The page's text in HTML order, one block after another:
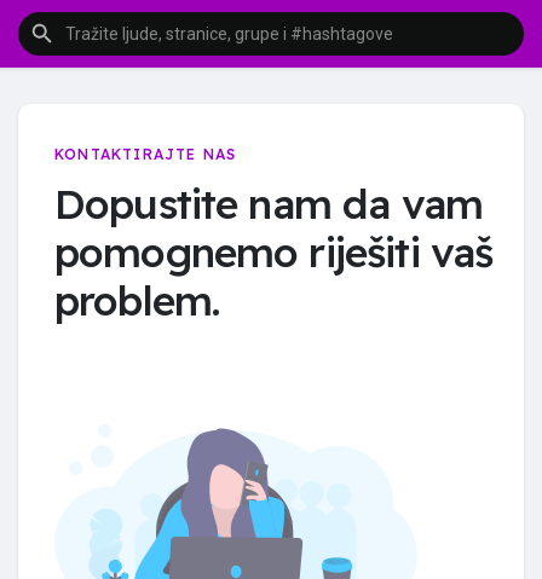
KONTAKTIRAJTE NAS
Dopustite nam da vam
pomognemo riješiti vaš
problem.